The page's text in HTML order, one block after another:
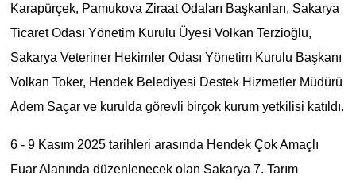
Karapürçek, Pamukova Ziraat Odaları Başkanları, Sakarya
Ticaret Odası Yönetim Kurulu Üyesi Volkan Terzioğlu,
Sakarya Veteriner Hekimler Odası Yönetim Kurulu Başkanı
Volkan Toker, Hendek Belediyesi Destek Hizmetler Müdürü
Adem Saçar ve kurulda görevli birçok kurum yetkilisi katıldı.
6 - 9 Kasım 2025 tarihleri arasında Hendek Çok Amaçlı
Fuar Alanında düzenlenecek olan Sakarya 7. Tarım